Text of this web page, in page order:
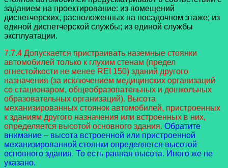
заданием на проектирование: из помещений
диспетчерских, расположенных на посадочном этаже; из
единой диспетчерской службы; из единой службы
эксплуатации.
7.7.4 Допускается пристраивать наземные стоянки
автомобилей только к глухим стенам (предел
огнестойкости не менее REI 150) зданий другого
назначения (за исключением медицинских организаций
со стационаром, общеобразовательных и дошкольных
образовательных организаций). Высота
механизированных стоянок автомобилей, пристроенных
к зданиям другого назначения или встроенных в них,
определяется высотой основного здания. Обратите
внимание – высота встроенной или пристроенной
механизированной стоянки определяется высотой
основного здания. То есть равная высота. Иного же не
указано.